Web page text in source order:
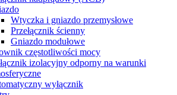
Wtyczka i gniazdo przemysłowe
Przełącznik ścienny
Gniazdo modułowe
częstotliwości mocy
izolacyjny odporny na warunki
wyłącznik